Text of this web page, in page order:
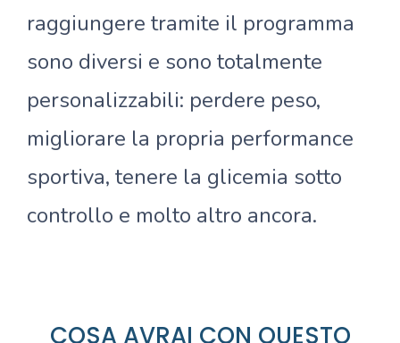
raggiungere tramite il programma
sono diversi e sono totalmente
personalizzabili: perdere peso,
migliorare la propria performance
sportiva, tenere la glicemia sotto
controllo e molto altro ancora.
COSA AVRAI CON QUESTO